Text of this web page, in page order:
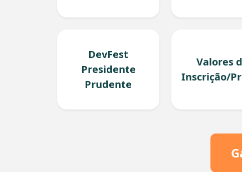
DevFest
Presidente
Prudente
Valores
Inscrição/